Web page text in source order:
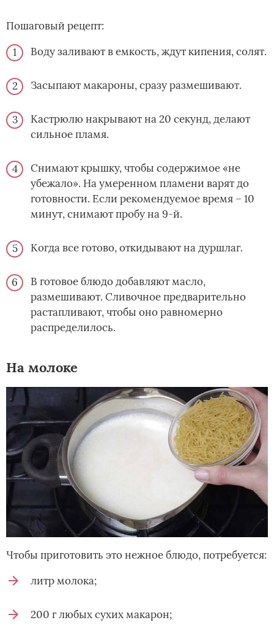
Пошаговый рецепт:
Воду заливают в емкость, ждут кипения, солят.
Засыпают макароны, сразу размешивают.
Кастрюлю накрывают на 20 секунд, делают
сильное пламя.
Снимают крышку, чтобы содержимое «не
убежало». На умеренном пламени варят до
готовности. Если рекомендуемое время – 10
минут, снимают пробу на 9-й.
Когда все готово, откидывают на дуршлаг.
В готовое блюдо добавляют масло,
размешивают. Сливочное предварительно
растапливают, чтобы оно равномерно
распределилось.
На молоке
Чтобы приготовить это нежное блюдо, потребуется:
литр молока;
200 г любых сухих макарон;